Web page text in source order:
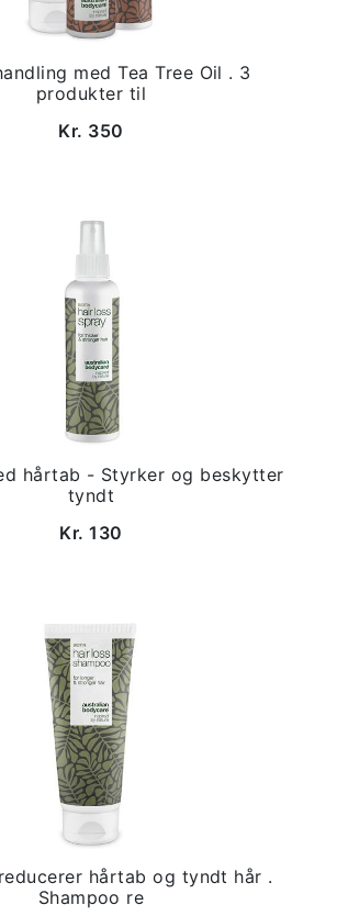
med Tea Tree Oil . 3
produkter til
Kr. 350
hårtab - Styrker og beskytter
tyndt
Kr. 130
hårtab og tyndt hår .
Shampoo re